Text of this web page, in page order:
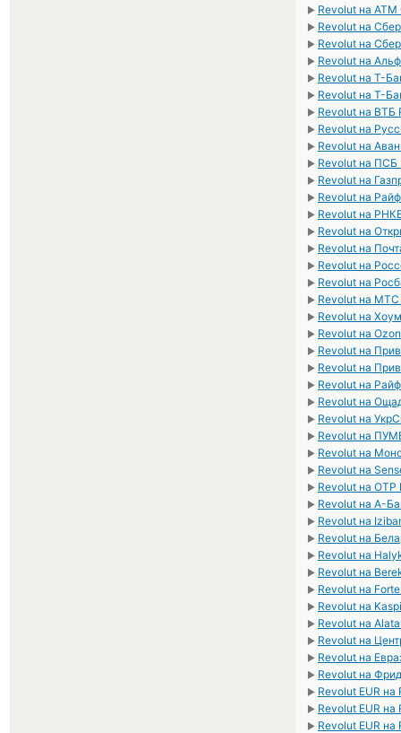
► Revolut на ATM
► Revolut на
► Revolut на
► Revolut на
► Revolut на Т-
► Revolut на Т-
► Revolut на ВТБ
► Revolut на
► Revolut на
► Revolut на ПСБ
► Revolut на
► Revolut на
► Revolut на
► Revolut на
► Revolut на
► Revolut на
► Revolut на
► Revolut на МТС
► Revolut на
► Revolut на
► Revolut на
► Revolut на
► Revolut на
► Revolut на
► Revolut на
► Revolut на
► Revolut на
► Revolut на
► Revolut на OTP
► Revolut на А-
► Revolut на
► Revolut на
► Revolut на
► Revolut на
► Revolut на
► Revolut на
► Revolut на
► Revolut на
► Revolut на
► Revolut на
► Revolut EUR на
► Revolut EUR на
► Revolut EUR на